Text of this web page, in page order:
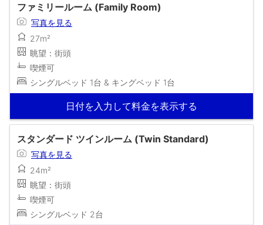
ファミリールーム (Family Room)
写真を見る
27m²
眺望：街頭
喫煙可
シングルベッド 1台 & キングベッド 1台
日付を入力して料金を表示する
スタンダード ツインルーム (Twin Standard)
写真を見る
24m²
眺望：街頭
喫煙可
シングルベッド 2台